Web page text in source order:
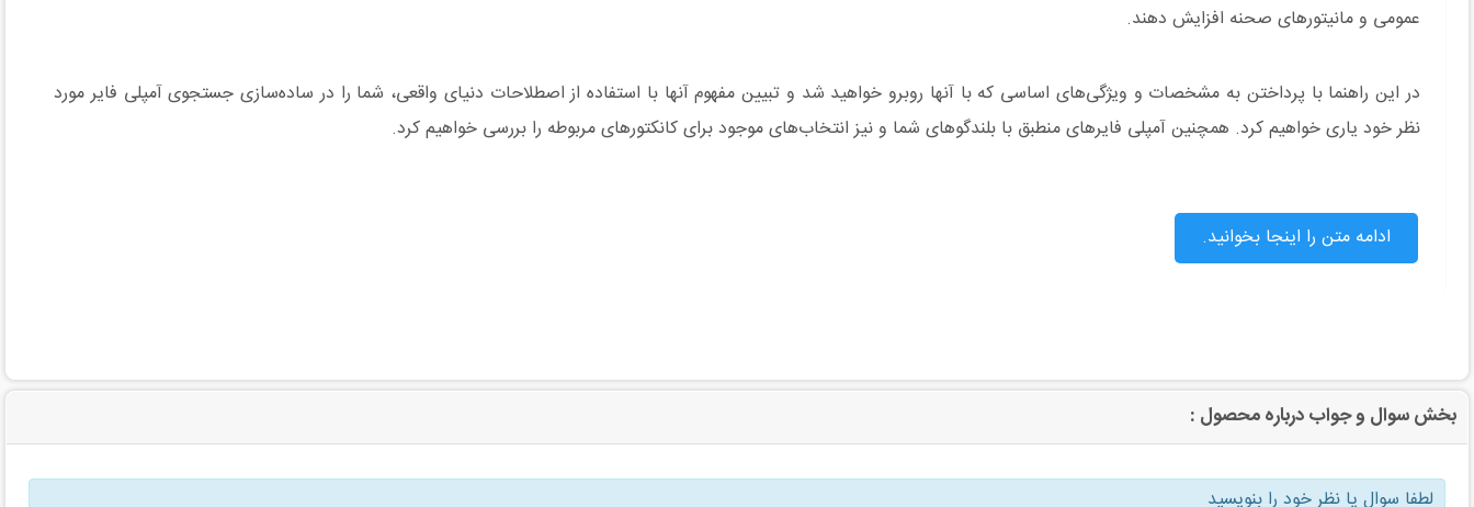
عمومی و مانیتورهای صحنه افزایش دهند.
در این راهنما با پرداختن به مشخصات و ویژگی‌های اساسی که با آنها روبرو خواهید شد و تبیین مفهوم آنها با استفاده از اصطلاحات دنیای واقعی، شما را در ساده‌سازی جستجوی آمپلی فایر مورد
نظر خود یاری خواهیم کرد. همچنین آمپلی فایرهای منطبق با بلندگوهای شما و نیز انتخاب‌های موجود برای کانکتورهای مربوطه را بررسی خواهیم کرد.
ادامه متن را اینجا بخوانید.
بخش سوال و جواب درباره محصول :
لطفا سوال یا نظر خود را بنویسید